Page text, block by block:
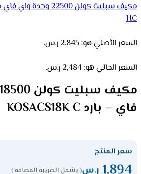
HC
السعر الأصلي هو: 2,845 ر.س.
السعر الحالي هو: 2,484 ر.س.
فاي – بارد KOSACS18K C
سعر المنتج
ر.س( يشمل الضريبة المضافة )